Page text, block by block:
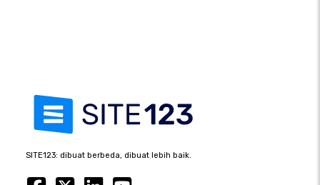
SITE123: dibuat berbeda, dibuat lebih baik.